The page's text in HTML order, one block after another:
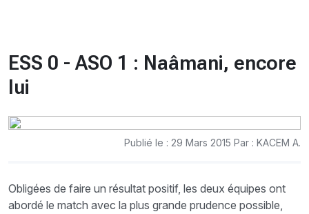
ESS 0 - ASO 1 : Naâmani, encore
lui
Publié le : 29 Mars 2015 Par : KACEM A.
Obligées de faire un résultat positif, les deux équipes ont
abordé le match avec la plus grande prudence possible,